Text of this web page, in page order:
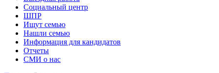
Социальный центр
ШПР
Ищут семью
Нашли семью
Информация для кандидатов
Отчеты
СМИ о нас